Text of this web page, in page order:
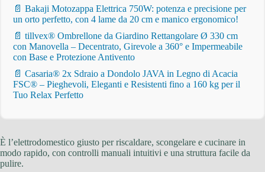
📄 Bakaji Motozappa Elettrica 750W: potenza e precisione per
un orto perfetto, con 4 lame da 20 cm e manico ergonomico!
📄 tillvex® Ombrellone da Giardino Rettangolare Ø 330 cm
con Manovella – Decentrato, Girevole a 360° e Impermeabile
con Base e Protezione Antivento
📄 Casaria® 2x Sdraio a Dondolo JAVA in Legno di Acacia
FSC® – Pieghevoli, Eleganti e Resistenti fino a 160 kg per il
Tuo Relax Perfetto
È l’elettrodomestico giusto per riscaldare, scongelare e cucinare in
modo rapido, con controlli manuali intuitivi e una struttura facile da
pulire.